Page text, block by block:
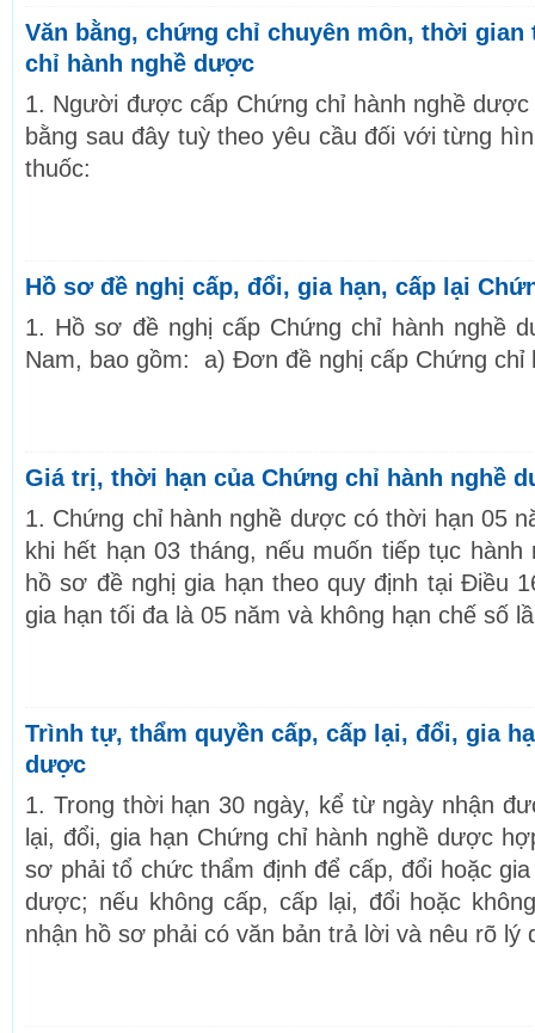
Văn bằng, chứng chỉ chuyên môn, thời gian
chỉ hành nghề dược
1. Người được cấp Chứng chỉ hành nghề
bằng sau đây tuỳ theo yêu cầu đối với từng
thuốc:
Hồ sơ đề nghị cấp, đổi, gia hạn, cấp lại
1. Hồ sơ đề nghị cấp Chứng chỉ hành nghề
Nam, bao gồm: a) Đơn đề nghị cấp Chứng chỉ
Giá trị, thời hạn của Chứng chỉ hành nghề
1. Chứng chỉ hành nghề dược có thời hạn 05
khi hết hạn 03 tháng, nếu muốn tiếp tục
hồ sơ đề nghị gia hạn theo quy định tại Điều
gia hạn tối đa là 05 năm và không hạn chế số
Trình tự, thẩm quyền cấp, cấp lại, đổi, gia
dược
1. Trong thời hạn 30 ngày, kể từ ngày nhận
lại, đổi, gia hạn Chứng chỉ hành nghề dược
sơ phải tổ chức thẩm định để cấp, đổi hoặc
dược; nếu không cấp, cấp lại, đổi hoặc
nhận hồ sơ phải có văn bản trả lời và nêu rõ lý